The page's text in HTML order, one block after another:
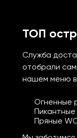
ТОП
Служба
отобрали
нашем меню
Огненные
Пряные